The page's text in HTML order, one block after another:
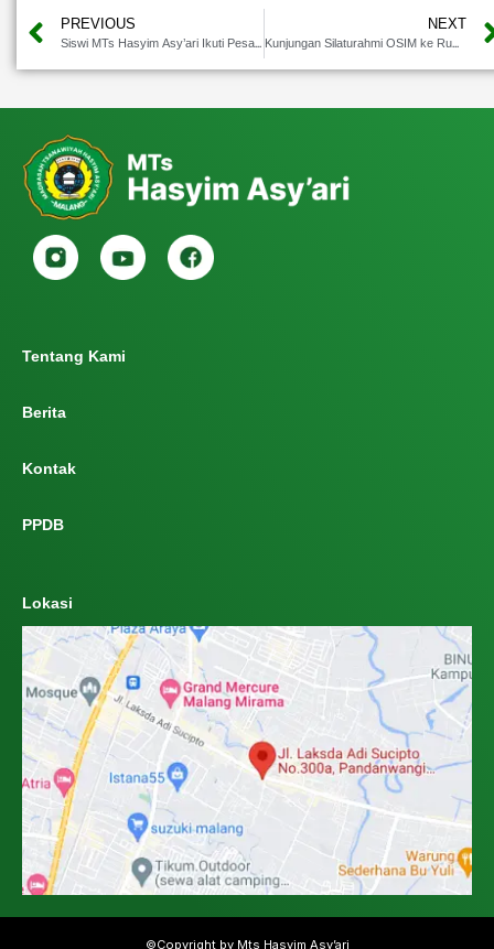
PREVIOUS
Siswi MTs Hasyim Asy’ari Ikuti Pesantren Kilat IPNU-IPPNU untuk Perdalam Ilmu Agama
NEXT
Kunjungan Silaturahmi OSIM ke Rumah Guru, Perayaan Halal Bihalal Penuh Kehangatan
Tentang Kami
Berita
Kontak
PPDB
Lokasi
©Copyright by Mts Hasyim Asy’ari